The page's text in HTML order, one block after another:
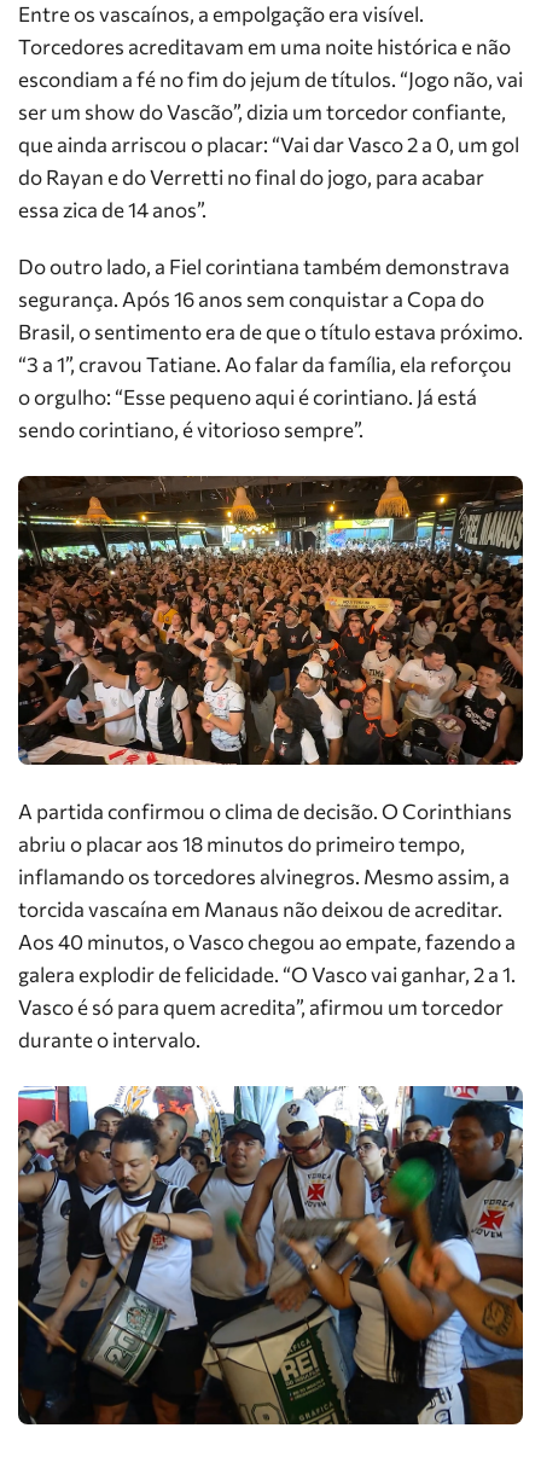
Entre os vascaínos, a empolgação era visível.
Torcedores acreditavam em uma noite histórica e não
escondiam a fé no fim do jejum de títulos. “Jogo não, vai
ser um show do Vascão”, dizia um torcedor confiante,
que ainda arriscou o placar: “Vai dar Vasco 2 a 0, um gol
do Rayan e do Verretti no final do jogo, para acabar
essa zica de 14 anos”.
Do outro lado, a Fiel corintiana também demonstrava
segurança. Após 16 anos sem conquistar a Copa do
Brasil, o sentimento era de que o título estava próximo.
“3 a 1”, cravou Tatiane. Ao falar da família, ela reforçou
o orgulho: “Esse pequeno aqui é corintiano. Já está
sendo corintiano, é vitorioso sempre”.
A partida confirmou o clima de decisão. O Corinthians
abriu o placar aos 18 minutos do primeiro tempo,
inflamando os torcedores alvinegros. Mesmo assim, a
torcida vascaína em Manaus não deixou de acreditar.
Aos 40 minutos, o Vasco chegou ao empate, fazendo a
galera explodir de felicidade. “O Vasco vai ganhar, 2 a 1.
Vasco é só para quem acredita”, afirmou um torcedor
durante o intervalo.